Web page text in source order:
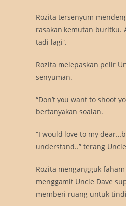
Rozita tersenyum
rasakan kemutan buritku.
tadi lagi”.
Rozita melepaskan pelir
senyuman.
“Don’t you want to shoot
bertanyakan soalan.
“I would love to my
understand..” terang
Rozita mengangguk
menggamit Uncle Dave
memberi ruang untuk